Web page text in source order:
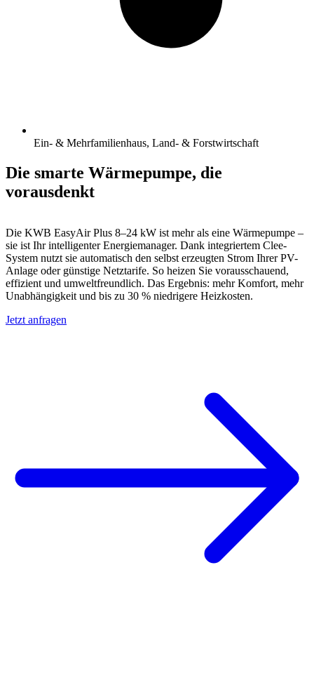
Ein- & Mehrfamilienhaus, Land- & Forstwirtschaft
Die smarte Wärmepumpe, die
vorausdenkt
Die KWB EasyAir Plus 8–24 kW ist mehr als eine Wärmepumpe –
sie ist Ihr intelligenter Energiemanager. Dank integriertem Clee-
System nutzt sie automatisch den selbst erzeugten Strom Ihrer PV-
Anlage oder günstige Netztarife. So heizen Sie vorausschauend,
effizient und umweltfreundlich. Das Ergebnis: mehr Komfort, mehr
Unabhängigkeit und bis zu 30 % niedrigere Heizkosten.
Jetzt anfragen